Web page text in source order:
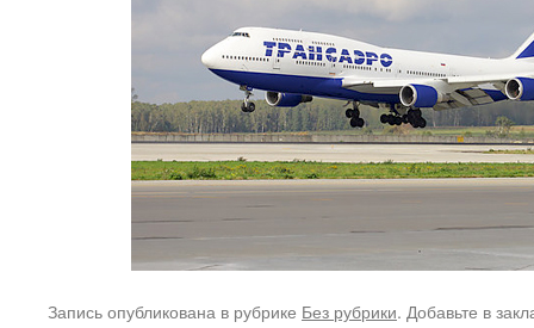
Запись опубликована в рубрике Без рубрики. Добавьте в